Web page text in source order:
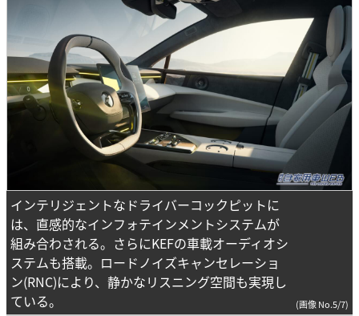
インテリジェントなドライバーコックピットに
は、直感的なインフォテインメントシステムが
組み合わされる。さらにKEFの車載オーディオシ
ステムも搭載。ロードノイズキャンセレーショ
ン(RNC)により、静かなリスニング空間も実現し
ている。
(画像 No.5/7)